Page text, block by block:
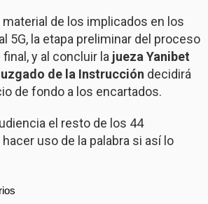
de los implicados en los
5G, la etapa preliminar del proceso
y al concluir la jueza Yanibet
de la Instrucción decidirá
de fondo a los encartados.
el resto de los 44
uso de la palabra si así lo